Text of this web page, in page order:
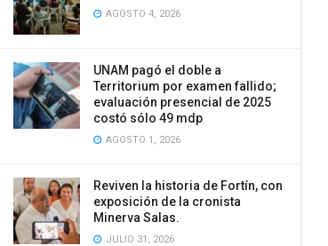
AGOSTO 4, 2026
UNAM pagó el doble a
Territorium por examen fallido;
evaluación presencial de 2025
costó sólo 49 mdp
AGOSTO 1, 2026
Reviven la historia de Fortín, con
exposición de la cronista
Minerva Salas.
JULIO 31, 2026